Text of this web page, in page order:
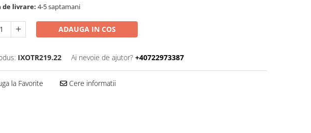
de livrare: 4-5 saptamani
ADAUGA IN COS
IXOTR219.22 Ai nevoie de ajutor? +40722973387
la Favorite Cere informatii